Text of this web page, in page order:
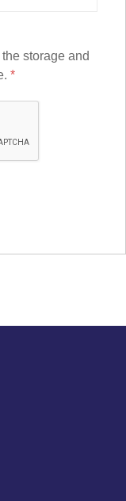
storage and
*